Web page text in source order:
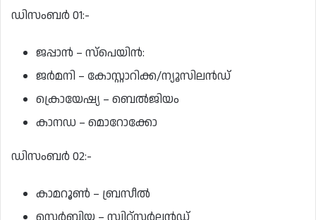
ഡിസംബര്‍ 01:-
ജപ്പാന്‍ – സ്‌പെയിന്‍:
ജര്‍മനി – കോസ്റ്റാറിക്ക/ന്യൂസിലന്‍ഡ്
ക്രൊയേഷ്യ – ബെല്‍ജിയം
കാനഡ – മൊറോക്കോ
ഡിസംബര്‍ 02:-
കാമറൂണ്‍ – ബ്രസീല്‍